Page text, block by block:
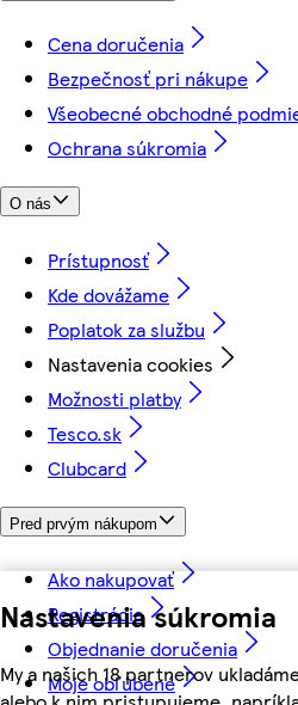
Nastavenia súkromia
My a našich 18 partnerov
Cena doručenia
Bezpečnosť pri nákupe
Všeobecné obchodné
Ochrana súkromia
O nás
Prístupnosť
Kde dovážame
Poplatok za službu
Nastavenia cookies
Možnosti platby
Tesco.sk
Clubcard
Pred prvým nákupom
Ako nakupovať
Registrácia
Objednanie doručenia
Moje obľúbené